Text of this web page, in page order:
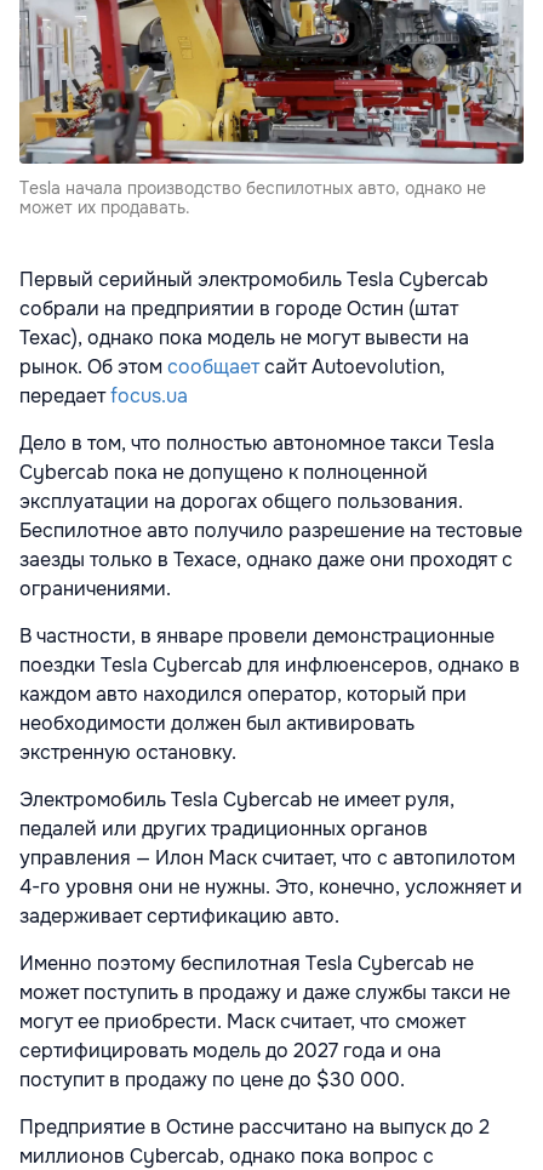
Tesla начала производство беспилотных авто, однако не
может их продавать.
Первый серийный электромобиль Tesla Cybercab
собрали на предприятии в городе Остин (штат
Техас), однако пока модель не могут вывести на
рынок. Об этомсообщаетсайт Autoevolution,
передаетfocus.ua
Дело в том, что полностью автономное такси Tesla
Cybercab пока не допущено к полноценной
эксплуатации на дорогах общего пользования.
Беспилотное авто получило разрешение на тестовые
заезды только в Техасе, однако даже они проходят с
ограничениями.
В частности, в январе провели демонстрационные
поездки Tesla Cybercab для инфлюенсеров, однако в
каждом авто находился оператор, который при
необходимости должен был активировать
экстренную остановку.
Электромобиль Tesla Cybercab не имеет руля,
педалей или других традиционных органов
управления — Илон Маск считает, что с автопилотом
4-го уровня они не нужны. Это, конечно, усложняет и
задерживает сертификацию авто.
Именно поэтому беспилотная Tesla Cybercab не
может поступить в продажу и даже службы такси не
могут ее приобрести. Маск считает, что сможет
сертифицировать модель до 2027 года и она
поступит в продажу по цене до $30 000.
Предприятие в Остине рассчитано на выпуск до 2
миллионов Cybercab, однако пока вопрос с